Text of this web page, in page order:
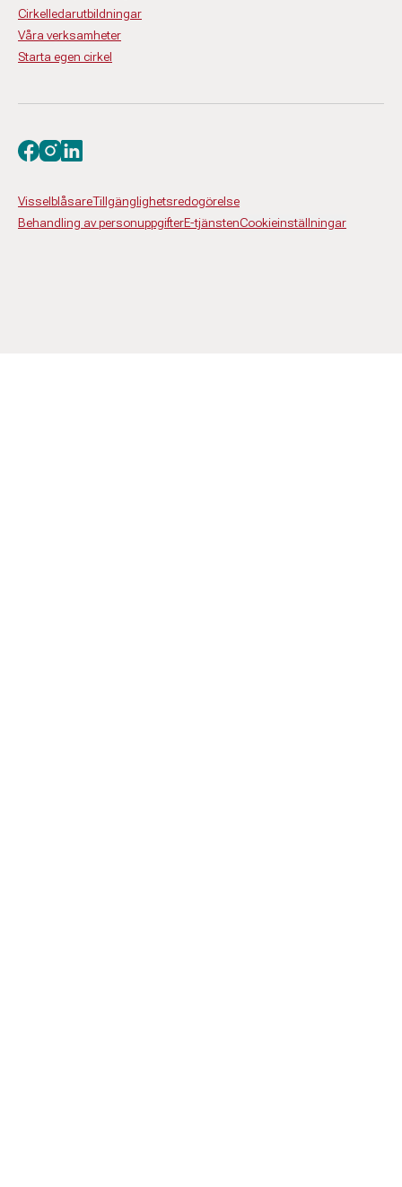
Cirkelledarutbildningar
Våra verksamheter
Starta egen cirkel
VisselblåsareTillgänglighetsredogörelse
Behandling av personuppgifterE-tjänstenCookieinställningar
Besök oss på facebook
Besök oss på instagram
Besök oss på linkedin